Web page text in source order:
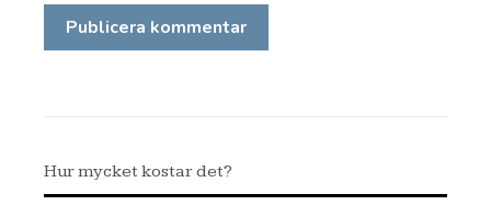
Hur mycket kostar det?